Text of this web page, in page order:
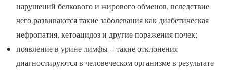
нарушений белкового и жирового обменов, вследствие
чего развиваются такие заболевания как диабетическая
нефропатия, кетоацидоз и другие поражения почек;
появление в урине лимфы – такие отклонения
диагностируются в человеческом организме в результате